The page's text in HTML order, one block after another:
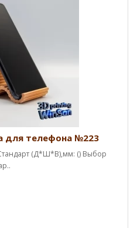
для телефона №223
(Д*Ш*В),мм: () Выбор